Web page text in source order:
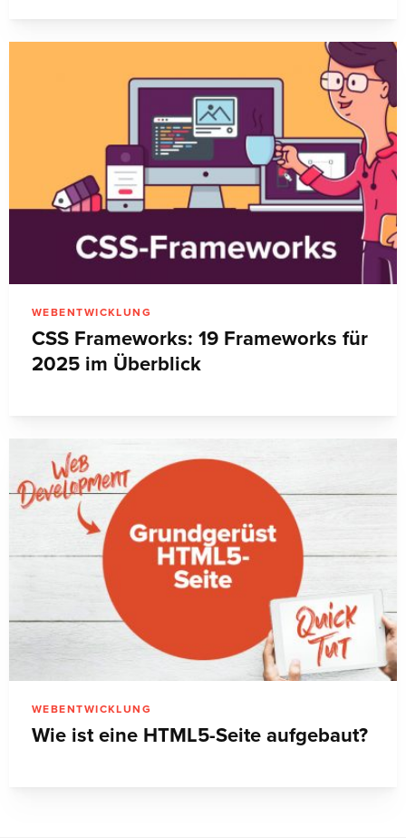
WEBENTWICKLUNG
CSS Frameworks: 19 Frameworks für
2025 im Überblick
WEBENTWICKLUNG
Wie ist eine HTML5-Seite aufgebaut?